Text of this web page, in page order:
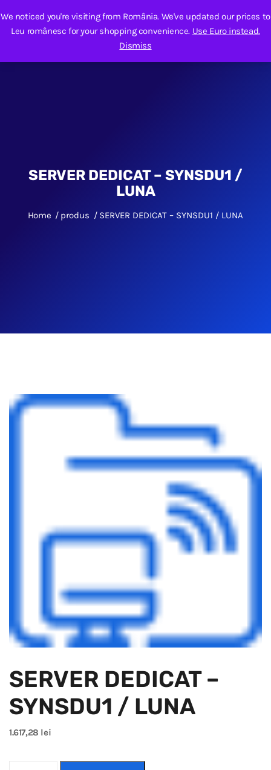
SERVER DEDICAT – SYNSDU1 /
LUNA
Home produs SERVER DEDICAT – SYNSDU1 / LUNA
SERVER DEDICAT –
SYNSDU1 / LUNA
1.617,28 lei
We noticed you're visiting from România. We've updated our prices to
Leu românesc for your shopping convenience. Use Euro instead.
Dismiss